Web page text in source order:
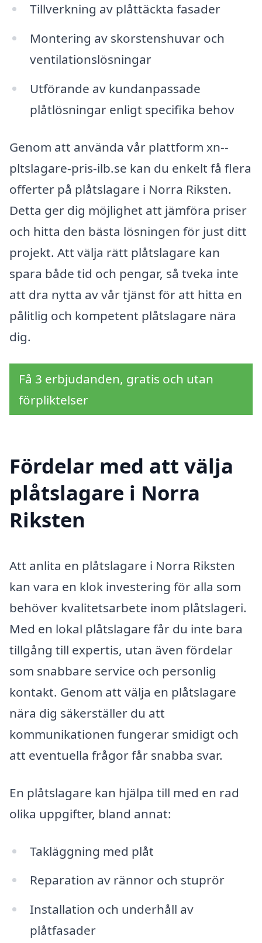
Tillverkning av plåttäckta fasader
Montering av skorstenshuvar och
ventilationslösningar
Utförande av kundanpassade
plåtlösningar enligt specifika behov
Genom att använda vår plattform xn--
pltslagare-pris-ilb.se kan du enkelt få flera
offerter på plåtslagare i Norra Riksten.
Detta ger dig möjlighet att jämföra priser
och hitta den bästa lösningen för just ditt
projekt. Att välja rätt plåtslagare kan
spara både tid och pengar, så tveka inte
att dra nytta av vår tjänst för att hitta en
pålitlig och kompetent plåtslagare nära
dig.
Få 3 erbjudanden, gratis och utan
förpliktelser
Fördelar med att välja
plåtslagare i Norra
Riksten
Att anlita en plåtslagare i Norra Riksten
kan vara en klok investering för alla som
behöver kvalitetsarbete inom plåtslageri.
Med en lokal plåtslagare får du inte bara
tillgång till expertis, utan även fördelar
som snabbare service och personlig
kontakt. Genom att välja en plåtslagare
nära dig säkerställer du att
kommunikationen fungerar smidigt och
att eventuella frågor får snabba svar.
En plåtslagare kan hjälpa till med en rad
olika uppgifter, bland annat:
Takläggning med plåt
Reparation av rännor och stuprör
Installation och underhåll av
plåtfasader